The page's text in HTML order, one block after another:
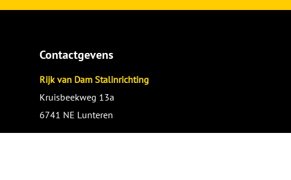
Contactgevens
Rijk van Dam Stalinrichting
Kruisbeekweg 13a
6741 NE Lunteren